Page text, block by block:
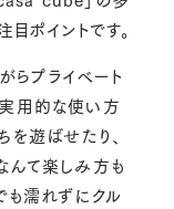
ポイントです。
らプライベート
用的な使い方
を遊ばせたり、
んて楽しみ方も
も濡れずにクル